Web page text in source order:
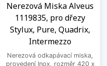
Nerezová Miska Alveus
1119835, pro dřezy
Stylux, Pure, Quadrix,
Intermezzo
Nerezová odkapávací miska,
provedení Inox, rozměr 420 x